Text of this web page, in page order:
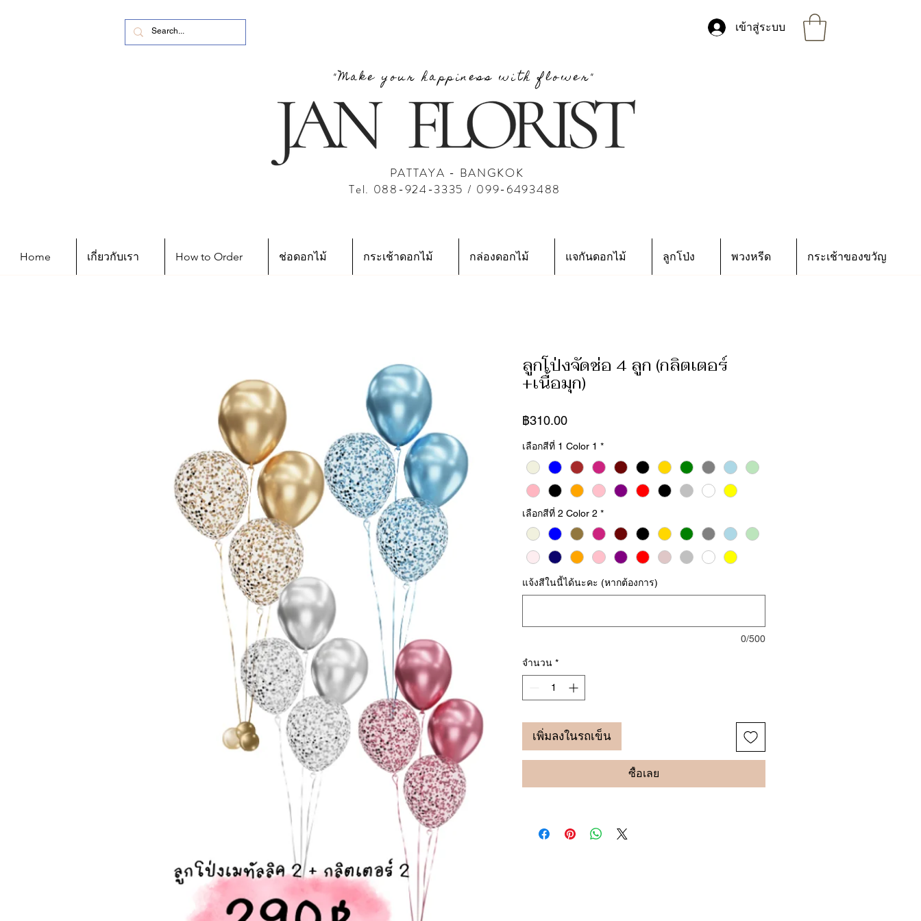
เข้าสู่ระบบ
"Make your happiness with flower"
PATTAYA - BANGKOK
Tel. 088-924-3335 / 099-6493488
Home เกี่ยวกับเรา How to Order ช่อดอกไม้ กระเช้าดอกไม้ กล่องดอกไม้ แจกันดอกไม้ ลูกโป่ง พวงหรีด กระเช้าของขวัญ
ลูกโป่งจัดช่อ 4 ลูก (กลิตเตอร์
+เนื้อมุก)
฿310.00ราคา
เลือกสีที่ 1 Color 1 *
เลือกสีที่ 2 Color 2 *
แจ้งสีในนี้ได้นะคะ (หากต้องการ)
0/500
จำนวน *
เพิ่มลงในรถเข็น
ซื้อเลย